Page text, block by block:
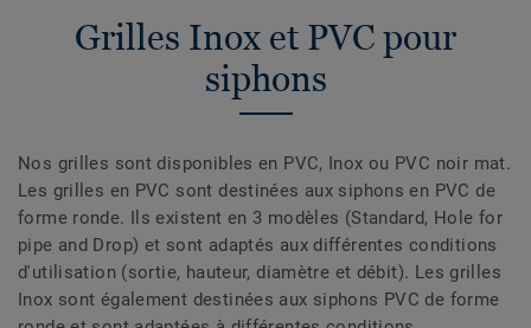
Grilles Inox et PVC pour
siphons
Nos grilles sont disponibles en PVC, Inox ou PVC noir mat.
Les grilles en PVC sont destinées aux siphons en PVC de
forme ronde. Ils existent en 3 modèles (Standard, Hole for
pipe and Drop) et sont adaptés aux différentes conditions
d'utilisation (sortie, hauteur, diamètre et débit). Les grilles
Inox sont également destinées aux siphons PVC de forme